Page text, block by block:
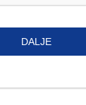
DALJE